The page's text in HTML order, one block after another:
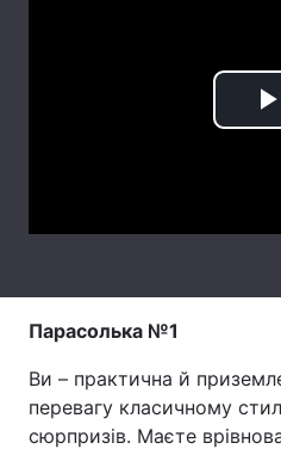
Парасолька №1
Ви – практична й
перевагу класичному
сюрпризів. Маєте